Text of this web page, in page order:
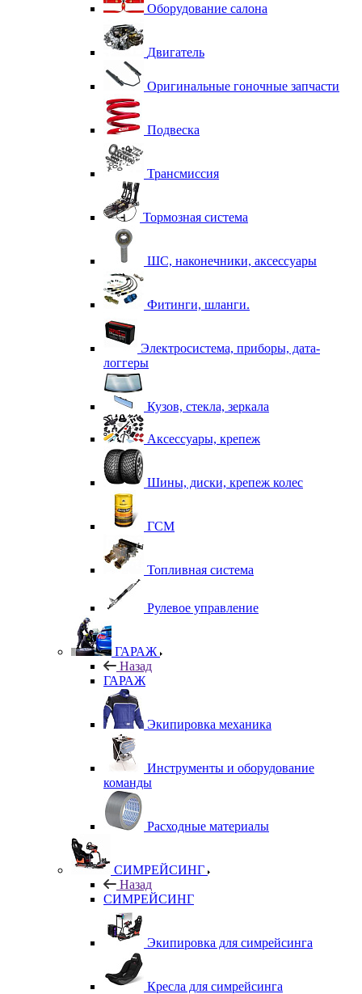
Оборудование салона
Двигатель
Оригинальные гоночные запчасти
Подвеска
Трансмиссия
Тормозная система
ШС, наконечники, аксессуары
Фитинги, шланги.
Электросистема, приборы, дата-
логгеры
Кузов, стекла, зеркала
Аксессуары, крепеж
Шины, диски, крепеж колес
ГСМ
Топливная система
Рулевое управление
ГАРАЖ
Назад
ГАРАЖ
Экипировка механика
Инструменты и оборудование
команды
Расходные материалы
СИМРЕЙСИНГ
Назад
СИМРЕЙСИНГ
Экипировка для симрейсинга
Кресла для симрейсинга